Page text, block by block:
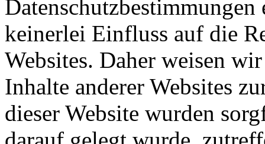
keinerlei Einfluss auf die
Websites. Daher weisen
Inhalte anderer Websites
dieser Website wurden